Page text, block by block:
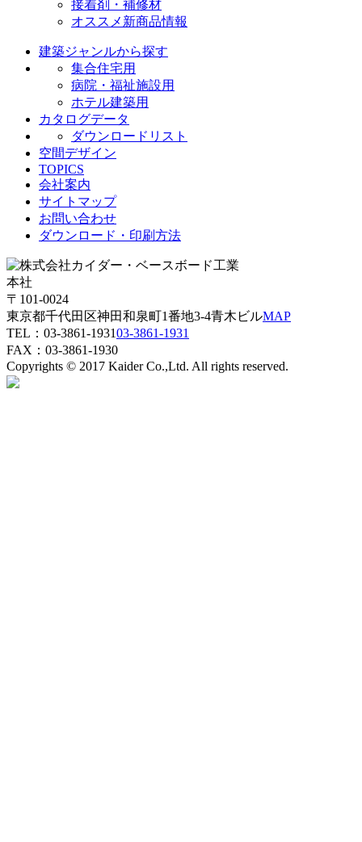
接着剤・補修材
オススメ新商品情報
建築ジャンルから探す
集合住宅用
病院・福祉施設用
ホテル建築用
カタログデータ
ダウンロードリスト
空間デザイン
TOPICS
会社案内
サイトマップ
お問い合わせ
ダウンロード・印刷方法
本社
〒101-0024
東京都千代田区神田和泉町1番地3-4青木ビルMAP
TEL： 03-3861-193103-3861-1931
FAX：03-3861-1930
Copyrights © 2017 Kaider Co.,Ltd. All rights reserved.